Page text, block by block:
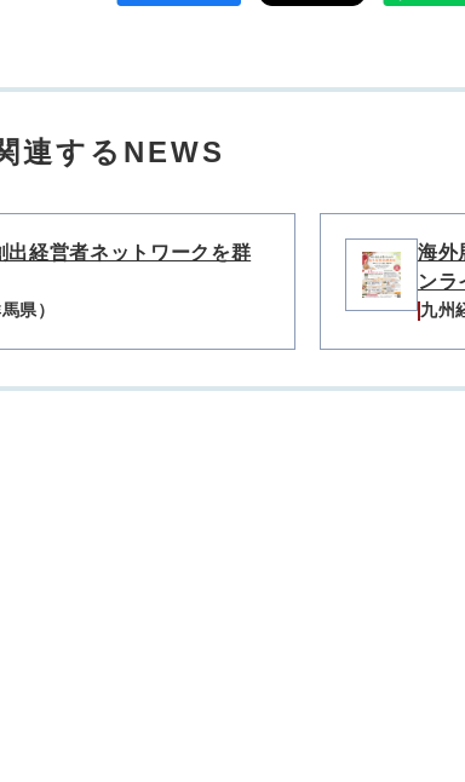
連するNEWS
出経営者ネットワークを群
県）
海外
ンラ
九州